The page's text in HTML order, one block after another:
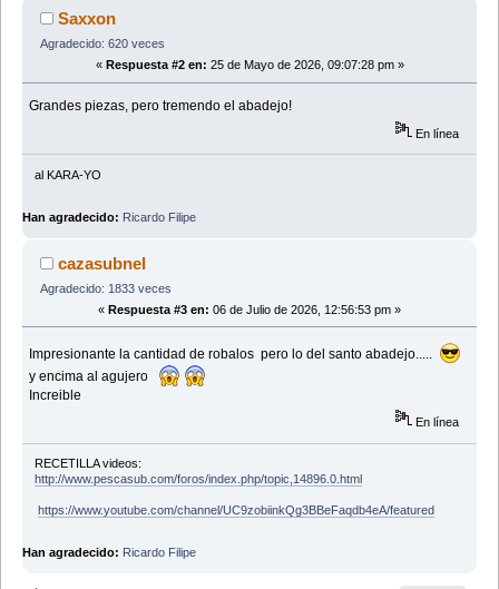
Saxxon
Agradecido: 620 veces
« Respuesta #2 en: 25 de Mayo de 2026, 09:07:28 pm »
Grandes piezas, pero tremendo el abadejo!
En línea
al KARA-YO
Han agradecido: Ricardo Filipe
cazasubnel
Agradecido: 1833 veces
« Respuesta #3 en: 06 de Julio de 2026, 12:56:53 pm »
Impresionante la cantidad de robalos pero lo del santo abadejo.....
y encima al agujero
Increible
En línea
RECETILLA videos:
http://www.pescasub.com/foros/index.php/topic,14896.0.html
https://www.youtube.com/channel/UC9zobiinkQg3BBeFaqdb4eA/featured
Han agradecido: Ricardo Filipe